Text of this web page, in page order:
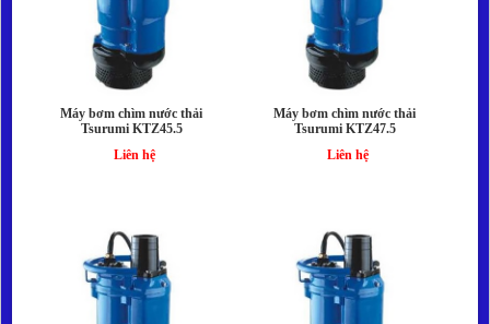
Máy bơm chìm nước thải
Tsurumi KTZ45.5
Liên hệ
Máy bơm chìm nước thải
Tsurumi KTZ47.5
Liên hệ